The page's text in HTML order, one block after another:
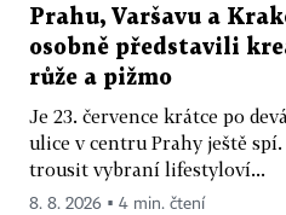
Prahu, Varšavu a
osobně představili
růže a pižmo
Je 23. července krátce po
ulice v centru Prahy ještě
trousit vybraní lifestyloví...
8. 8. 2026 ▪ 4 min. čtení